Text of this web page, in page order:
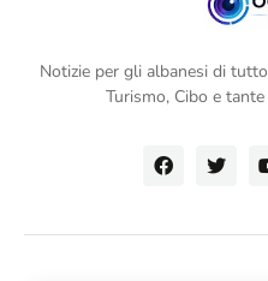
Notizie per gli albanesi di
Turismo, Cibo e